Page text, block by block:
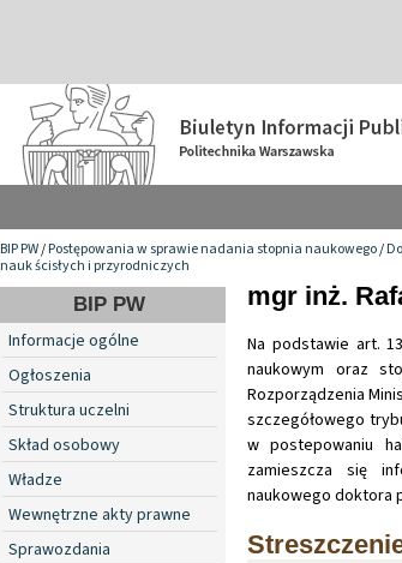
BIP PW/Postępowania w sprawie nadania stopnia naukowego/
nauk ścisłych i przyrodniczych
BIP PW
Informacje ogólne
Ogłoszenia
Struktura uczelni
Skład osobowy
Władze
Wewnętrzne akty prawne
Sprawozdania
mgr inż.
Na podstawie art.
naukowym oraz
Rozporządzenia
szczegółowego
w postepowaniu
zamieszcza się
naukowego doktora